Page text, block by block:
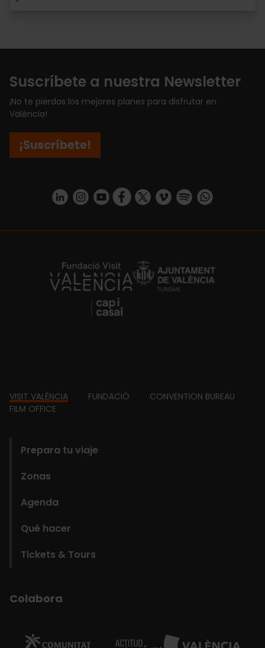
Suscríbete a nuestra Newsletter
¡No te pierdas los mejores planes para disfrutar en
València!
¡Suscríbete!
https://www.linkedin.com/company/turismo-valencia/mycompany/
https://www.instagram.com/visit_valencia/
https://www.youtube.com/user/
https://www.facebook.com/
https://twitter.com/
https://vimeo.com/
https://https://api.whatsapp.com/
https://fundacion.visitvalencia.com/
Footer
VISIT VALÈNCIA FUNDACIÓ
CONVENTION BUREAU
FILM OFFICE
Prepara tu viaje
Zonas
Agenda
Qué hacer
Tickets & Tours
Colabora